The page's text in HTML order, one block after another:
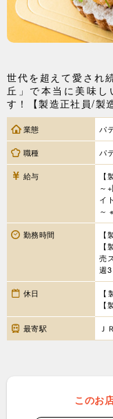
世代を超えて愛され
丘」で本当に美味
す！【製造正社員/製
業態 パ
職種 パ
給与
～
イ
～
勤務時間
売
週
休日
【
最寄駅 Ｊ
このお